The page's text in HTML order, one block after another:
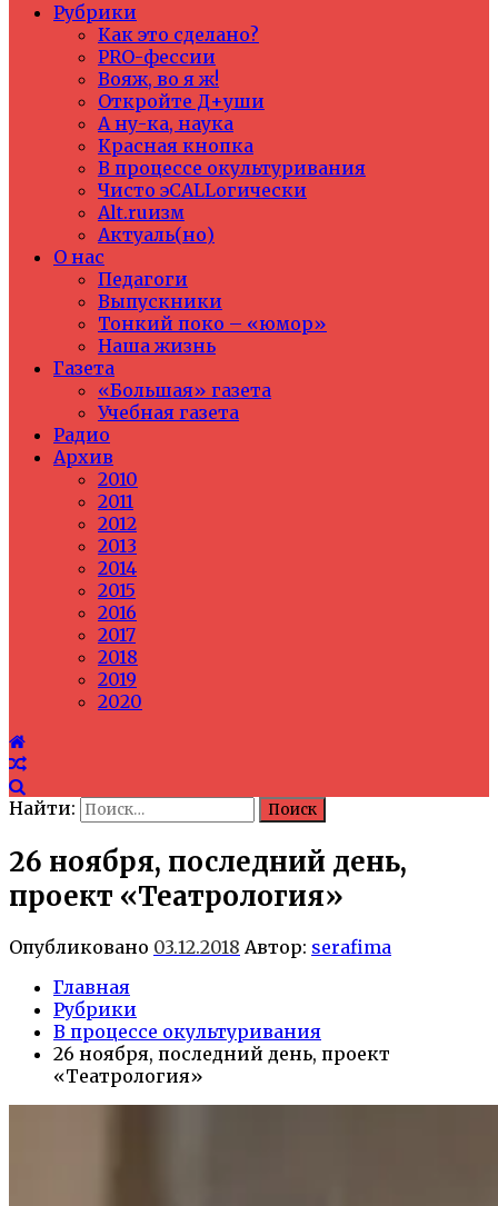
Рубрики
Как это сделано?
PRO-фессии
Вояж, во я ж!
Откройте Д+уши
А ну-ка, наука
Красная кнопка
В процессе окультуривания
Чисто эCALLогически
Alt.ruизм
Актуаль(но)
О нас
Педагоги
Выпускники
Тонкий поко – «юмор»
Наша жизнь
Газета
«Большая» газета
Учебная газета
Радио
Архив
2010
2011
2012
2013
2014
2015
2016
2017
2018
2019
2020
Найти:
26 ноября, последний день,
проект «Театрология»
Опубликовано 03.12.2018 Автор: serafima
Главная
Рубрики
В процессе окультуривания
26 ноября, последний день, проект
«Театрология»